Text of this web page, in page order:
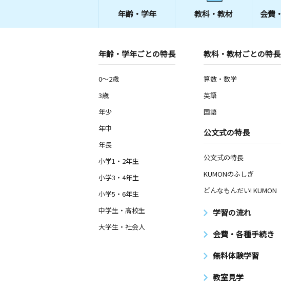
年齢・学年 教科・教材 会費・
年齢・学年ごとの特長
0～2歳
3歳
年少
年中
年長
小学1・2年生
小学3・4年生
小学5・6年生
中学生・高校生
大学生・社会人
教科・教材ごとの特長
算数・数学
英語
国語
公文式の特長
公文式の特長
KUMONのふしぎ
どんなもんだい! KUMON
学習の流れ
会費・各種手続き
無料体験学習
教室見学